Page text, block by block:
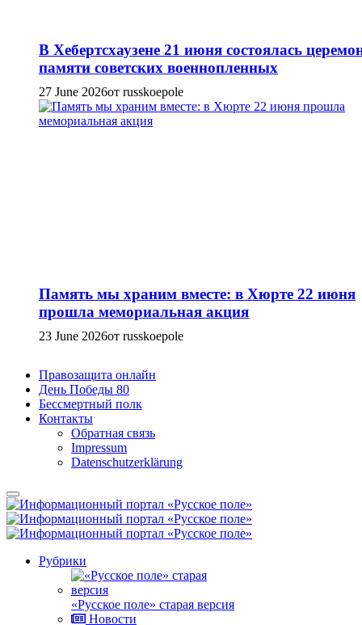
В Хебертсхаузене 21 июня состоялась
памяти советских военнопленных
27 June 2026от russkoepole
Память мы храним вместе: в Хюрте 22 июня
прошла мемориальная акция
23 June 2026от russkoepole
Правозащита онлайн
День Победы 80
Бессмертный полк
Контакты
Обратная связь
Impressum
Datenschutzerklärung
Рубрики
«Русское поле» старая версия
Новости